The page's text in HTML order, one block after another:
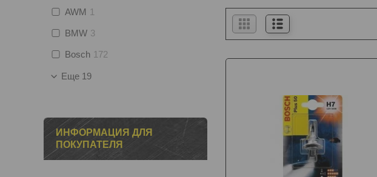
AWM 1
BMW 3
Bosch 172
Еще 19
ИНФОРМАЦИЯ ДЛЯ
ПОКУПАТЕЛЯ